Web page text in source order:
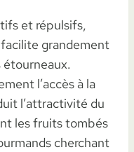
et répulsifs,
grandement
étourneaux.
l’accès à la
l’attractivité du
les fruits tombés
cherchant